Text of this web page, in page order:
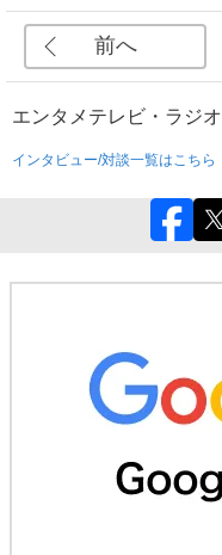
前へ
エンタメ テレビ・ラジオ
インタビュー/対談一覧はこちら